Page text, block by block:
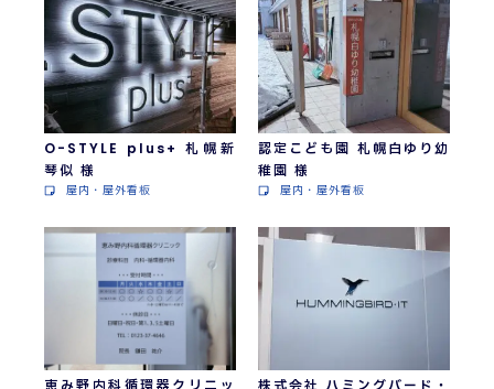
O-STYLE plus+ 札幌新
琴似 様
屋内・屋外看板
認定こども園 札幌白ゆり幼
稚園 様
屋内・屋外看板
恵み野内科循環器クリニッ 株式会社 ハミングバード・